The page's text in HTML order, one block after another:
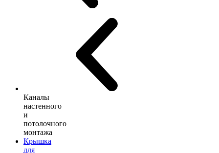
Каналы
настенного
и
потолочного
монтажа
Крышка
для